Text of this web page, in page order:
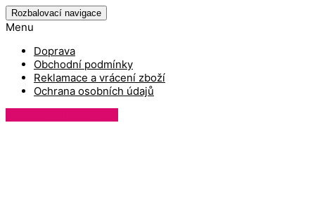
Rozbalovací navigace
Menu
Doprava
Obchodní podmínky
Reklamace a vrácení zboží
Ochrana osobních údajů